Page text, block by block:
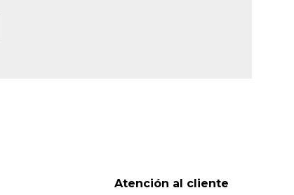
Atención al cliente